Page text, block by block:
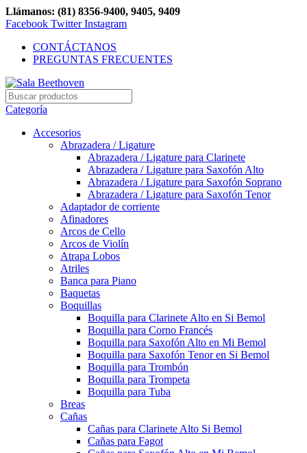
Llámanos: (81) 8356-9400, 9405, 9409
Facebook Twitter Instagram
CONTÁCTANOS
PREGUNTAS FRECUENTES
Categoría
Accesorios
Abrazadera / Ligature
Abrazadera / Ligature para Clarinete
Abrazadera / Ligature para Saxofón Alto
Abrazadera / Ligature para Saxofón Soprano
Abrazadera / Ligature para Saxofón Tenor
Adaptador de corriente
Afinadores
Arcos de Cello
Arcos de Violín
Atrapa Lobos
Atriles
Banca para Piano
Baquetas
Boquillas
Boquilla para Clarinete Alto en Si Bemol
Boquilla para Corno Francés
Boquilla para Saxofón Alto en Mi Bemol
Boquilla para Saxofón Tenor en Si Bemol
Boquilla para Trombón
Boquilla para Trompeta
Boquilla para Tuba
Breas
Cañas
Cañas para Clarinete Alto Si Bemol
Cañas para Fagot